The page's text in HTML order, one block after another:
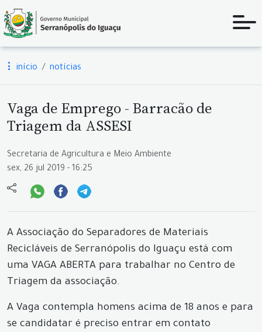
início notícias
Vaga de Emprego - Barracão de
Triagem da ASSESI
Secretaria de Agricultura e Meio Ambiente
sex, 26 jul 2019 - 16:25
A Associação do Separadores de Materiais
Recicláveis de Serranópolis do Iguaçu está com
uma VAGA ABERTA para trabalhar no Centro de
Triagem da associação.
A Vaga contempla homens acima de 18 anos e para
se candidatar é preciso entrar em contato